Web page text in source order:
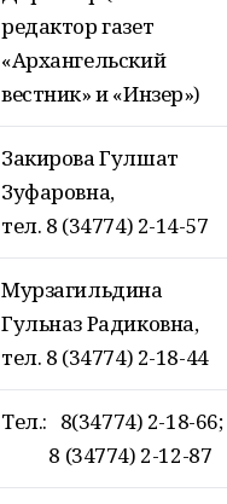
редактор газет
«Архангельский
вестник» и «Инзер»)
Закирова Гулшат
Зуфаровна,
тел. 8 (34774) 2-14-57
Мурзагильдина
Гульназ Радиковна,
тел. 8 (34774) 2-18-44
Тел.: 8(34774) 2-18-66;
8 (34774) 2-12-87